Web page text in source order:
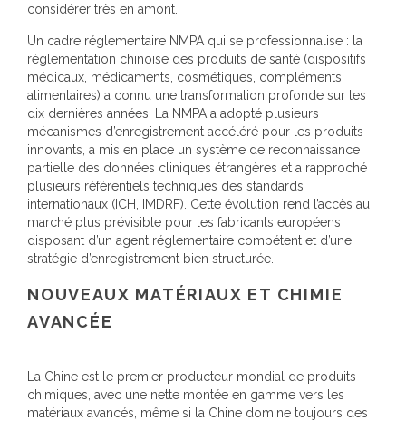
considérer très en amont.
Un cadre réglementaire NMPA qui se professionnalise : la
réglementation chinoise des produits de santé (dispositifs
médicaux, médicaments, cosmétiques, compléments
alimentaires) a connu une transformation profonde sur les
dix dernières années. La NMPA a adopté plusieurs
mécanismes d’enregistrement accéléré pour les produits
innovants, a mis en place un système de reconnaissance
partielle des données cliniques étrangères et a rapproché
plusieurs référentiels techniques des standards
internationaux (ICH, IMDRF). Cette évolution rend l’accès au
marché plus prévisible pour les fabricants européens
disposant d’un agent réglementaire compétent et d’une
stratégie d’enregistrement bien structurée.
NOUVEAUX MATÉRIAUX ET CHIMIE
AVANCÉE
La Chine est le premier producteur mondial de produits
chimiques, avec une nette montée en gamme vers les
matériaux avancés, même si la Chine domine toujours des